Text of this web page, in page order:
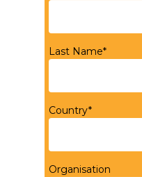
Last Name*
Country*
Organisation